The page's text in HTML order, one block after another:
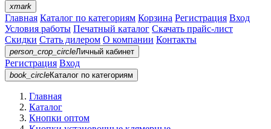
xmark
Главная Каталог по категориям Корзина Регистрация Вход
Условия работы Печатный каталог Скачать прайс-лист
Скидки Стать дилером О компании Контакты
person_crop_circleЛичный кабинет
Регистрация Вход
book_circleКаталог по категориям
Главная
Каталог
Кнопки оптом